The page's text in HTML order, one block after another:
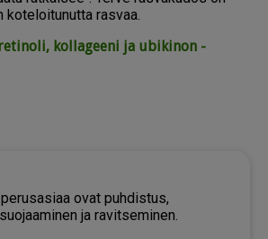
koteloitunutta rasvaa.
kollageeni ja ubikinon -
ovat puhdistus,
ja ravitseminen.